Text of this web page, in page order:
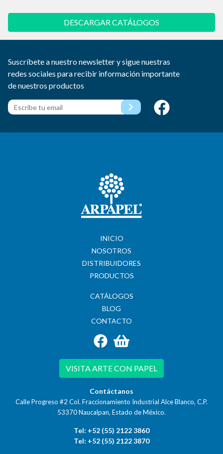
DESCARGAR CATÁLOGOS
Suscríbete a nuestro newsletter y sigue nuestras
redes sociales para recibir información importante
de nuestros productos
INICIO
NOSOTROS
DISTRIBUIDORES
PRODUCTOS
CATÁLOGOS
BLOG
CONTACTO
VISITA ARTE CON PAPEL
Contáctanos
Calle Progreso #2 Col. Fraccionamiento Industrial Alce Blanco, C.P.
53370Naucalpan, Estado de México.
Tel: +52 (55) 2122 3860
Tel: +52 (55) 2122 3870